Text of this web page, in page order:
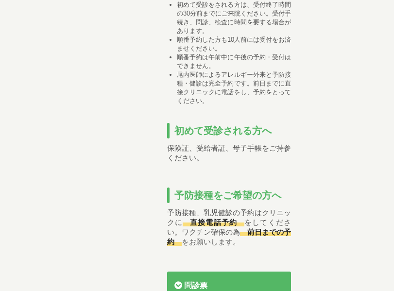
初めて受診をされる方は、受付終了時間
の30分前までにご来院ください。受付手
続き、問診、検査に時間を要する場合が
あります。
順番予約した方も10人前には受付をお済
ませください。
順番予約は午前中に午後の予約・受付は
できません。
尾内医師によるアレルギー外来と予防接
種・健診は完全予約です。前日までに直
接クリニックに電話をし、予約をとって
ください。
初めて受診される方へ
保険証、受給者証、母子手帳をご持参
ください。
予防接種をご希望の方へ
予防接種、乳児健診の予約はクリニッ
クに
直接電話予約
をしてくださ
い。ワクチン確保の為
前日までの予
約
をお願いします。
問診票